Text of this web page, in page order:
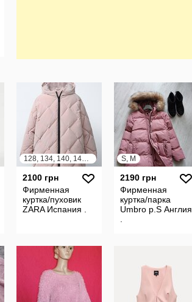
128, 134, 140, 146, 152, 158, 164
2100 грн
Фирменная
куртка/пуховик
ZARA Испания .
S, M
2190 грн
Фирменная
куртка/парка
Umbro р.S Англия